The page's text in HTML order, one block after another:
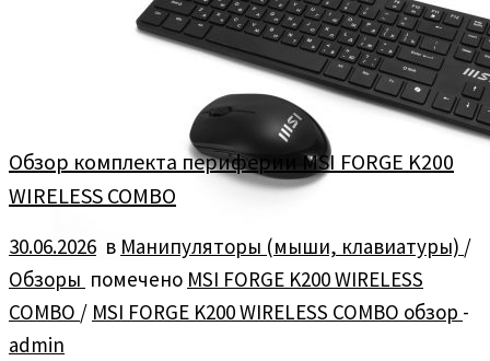
Обзор комплекта периферии MSI FORGE K200
WIRELESS COMBO
30.06.2026 в Манипуляторы (мыши, клавиатуры) /
Обзоры помечено MSI FORGE K200 WIRELESS
COMBO / MSI FORGE K200 WIRELESS COMBO обзор -
admin